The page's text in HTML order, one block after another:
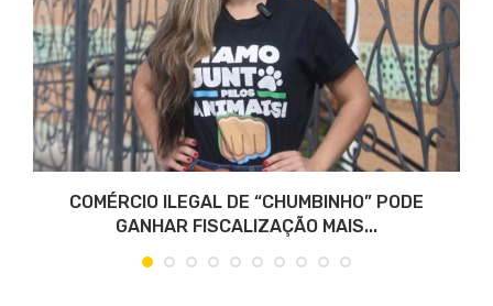
COMÉRCIO ILEGAL DE “CHUMBINHO” PODE
GANHAR FISCALIZAÇÃO MAIS...